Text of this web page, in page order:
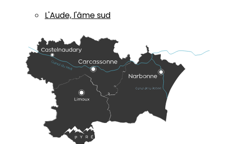
L'Aude, l'âme sud